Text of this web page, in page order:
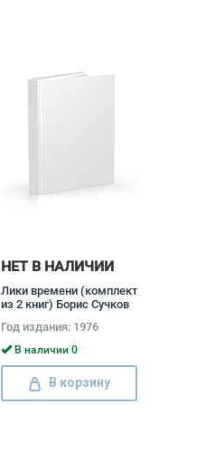
НЕТ В НАЛИЧИИ
Лики времени (комплект
из 2 книг) Борис Сучков
Год издания: 1976
В наличии 0
В корзину